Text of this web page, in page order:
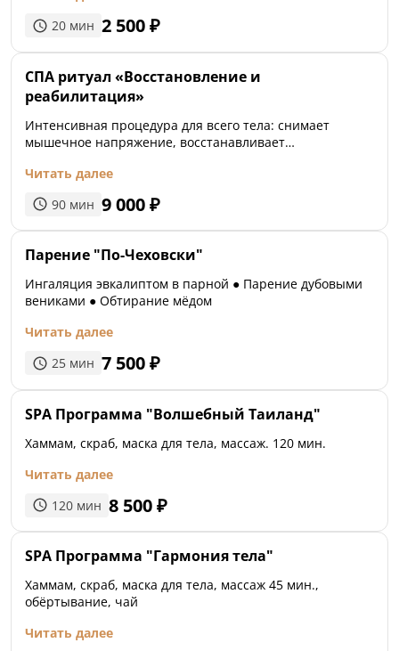
20 мин 2 500₽
СПА ритуал «Восстановление и
реабилитация»
Интенсивная процедура для всего тела: снимает
мышечное напряжение, восстанавливает
Читать далее
90 мин 9 000₽
Парение "По-Чеховски"
Ингаляция эвкалиптом в парной ● Парение дубовыми
вениками ● Обтирание мёдом
Читать далее
25 мин 7 500₽
SPA Программа "Волшебный Таиланд"
Хаммам, скраб, маска для тела, массаж. 120 мин.
Читать далее
120 мин 8 500₽
SPA Программа "Гармония тела"
Хаммам, скраб, маска для тела, массаж 45 мин.,
обёртывание, чай
Читать далее